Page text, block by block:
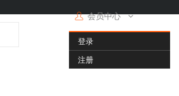
会员中心
登录
注册